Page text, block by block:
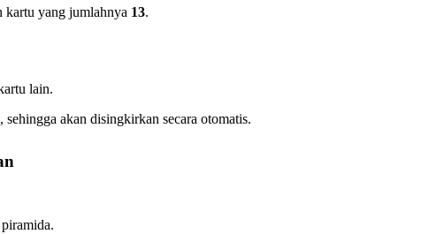
kartu yang jumlahnya 13.
lain.
, sehingga akan disingkirkan secara otomatis.